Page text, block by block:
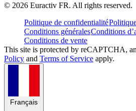
© 2026 Euractiv FR. All rights reserved.
Politique de confidentialité
Conditions généralesConditions
Conditions de vente
This site is protected by reCAPTCHA,
Policy and Terms of Service apply.
Français